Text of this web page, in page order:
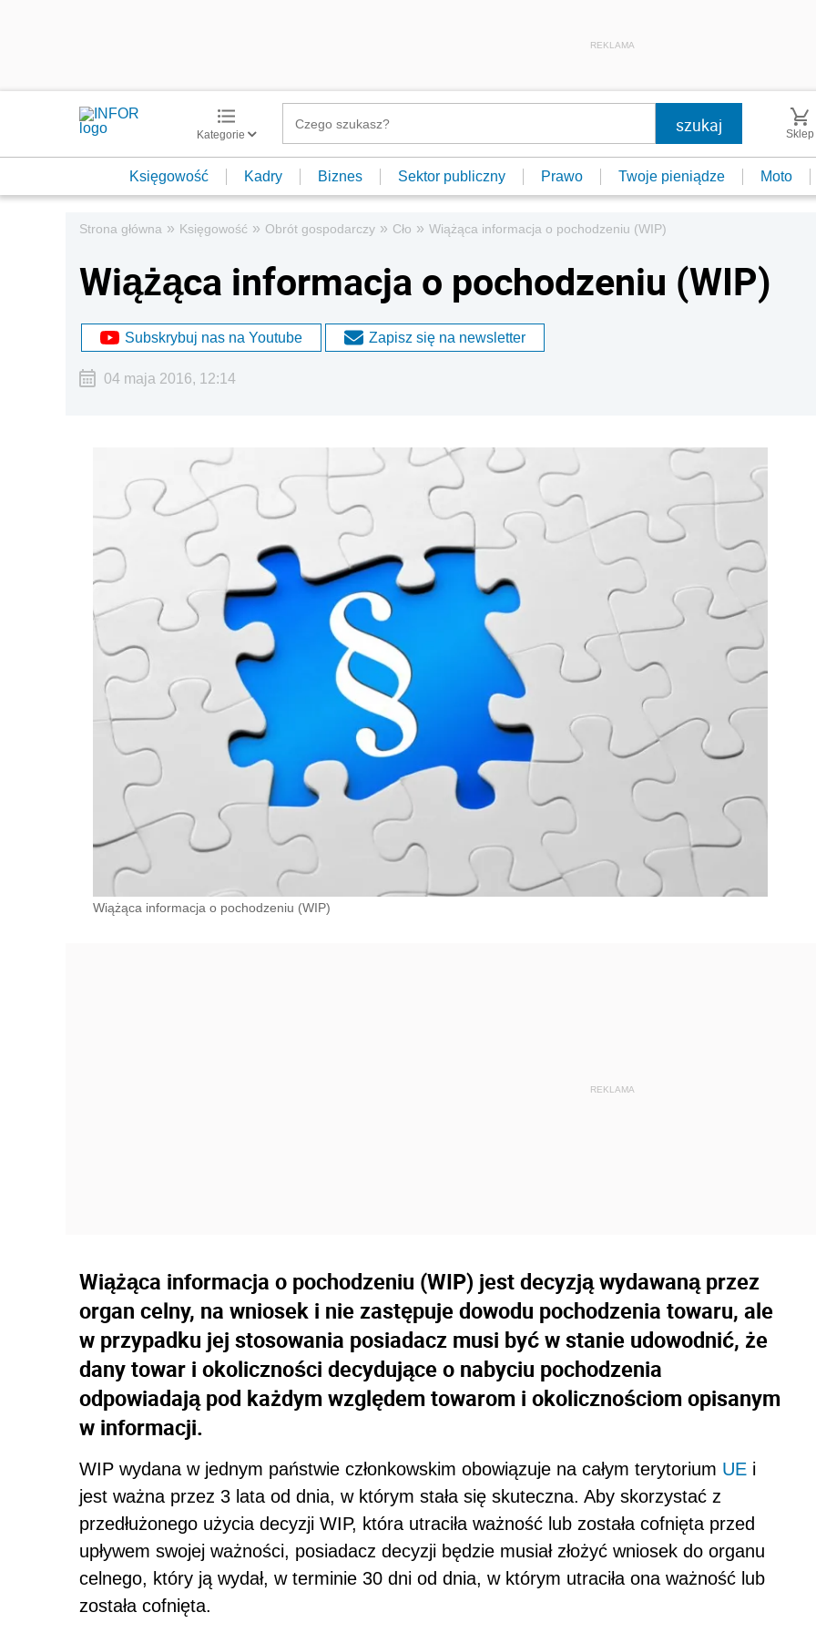
REKLAMA
Kategorie Sklep
Księgowość Kadry Biznes Sektor publiczny Prawo Twoje pieniądze Moto
Strona główna » Księgowość » Obrót gospodarczy » Cło » Wiążąca informacja o pochodzeniu (WIP)
Wiążąca informacja o pochodzeniu (WIP)
Subskrybuj nas na Youtube Zapisz się na newsletter
04 maja 2016, 12:14
Wiążąca informacja o pochodzeniu (WIP)
Wiążąca informacja o pochodzeniu (WIP) jest decyzją wydawaną przez
organ celny, na wniosek i nie zastępuje dowodu pochodzenia towaru, ale
w przypadku jej stosowania posiadacz musi być w stanie udowodnić, że
dany towar i okoliczności decydujące o nabyciu pochodzenia
odpowiadają pod każdym względem towarom i okolicznościom opisanym
w informacji.
WIP wydana w jednym państwie członkowskim obowiązuje na całym terytorium UE i
jest ważna przez 3 lata od dnia, w którym stała się skuteczna. Aby skorzystać z
przedłużonego użycia decyzji WIP, która utraciła ważność lub została cofnięta przed
upływem swojej ważności, posiadacz decyzji będzie musiał złożyć wniosek do organu
celnego, który ją wydał, w terminie 30 dni od dnia, w którym utraciła ona ważność lub
została cofnięta.